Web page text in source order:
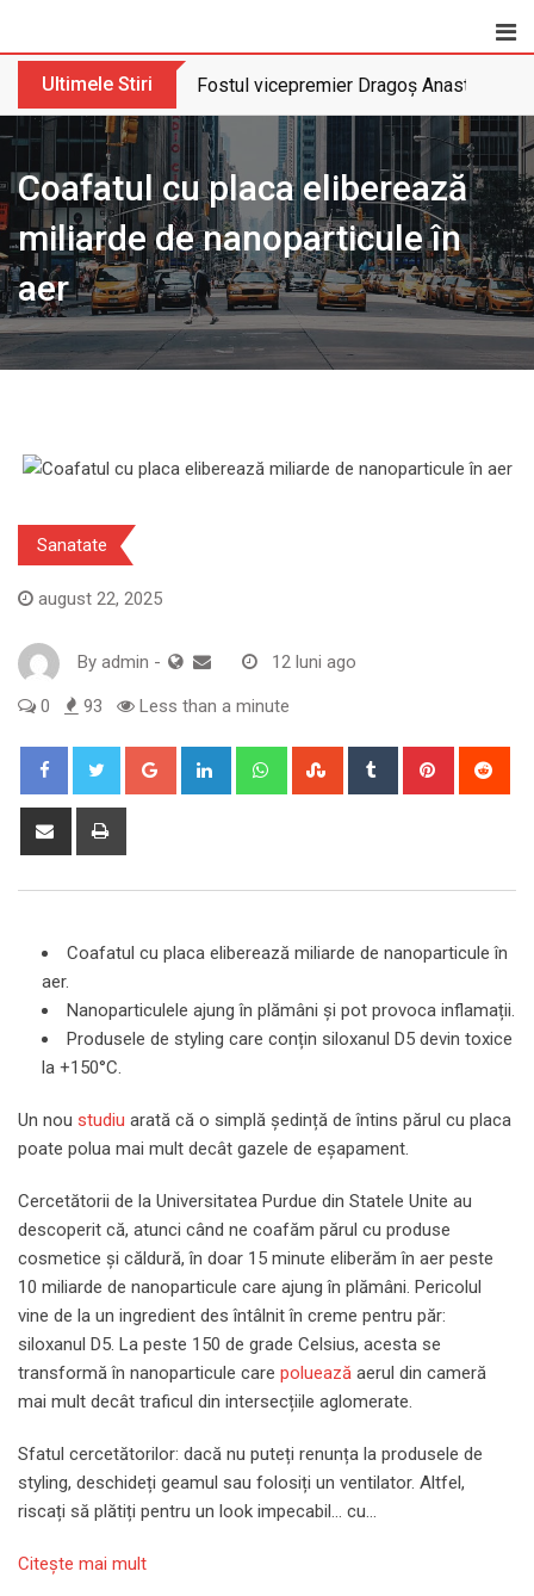
Ultimele Stiri Fostul vicepremier Dragoș Anastasiu
Coafatul cu placa eliberează
miliarde de nanoparticule în
aer
Sanatate
august 22, 2025
By admin - 12 luni ago
0 93 Less than a minute
Google+ LinkedIn WhatsappStumbleUpon
Tumblr Pinterest
Share
Coafatul cu placa eliberează miliarde de nanoparticule în
aer.
Nanoparticulele ajung în plămâni și pot provoca inflamații.
Produsele de styling care conțin siloxanul D5 devin toxice
la +150°C.
Un nou studiu arată că o simplă ședință de întins părul cu placa
poate polua mai mult decât gazele de eșapament.
Cercetătorii de la Universitatea Purdue din Statele Unite au
descoperit că, atunci când ne coafăm părul cu produse
cosmetice și căldură, în doar 15 minute eliberăm în aer peste
10 miliarde de nanoparticule care ajung în plămâni. Pericolul
vine de la un ingredient des întâlnit în creme pentru păr:
siloxanul D5. La peste 150 de grade Celsius, acesta se
transformă în nanoparticule care poluează aerul din cameră
mai mult decât traficul din intersecțiile aglomerate.
Sfatul cercetătorilor: dacă nu puteți renunța la produsele de
styling, deschideți geamul sau folosiți un ventilator. Altfel,
riscați să plătiți pentru un look impecabil… cu…
Citeşte mai mult